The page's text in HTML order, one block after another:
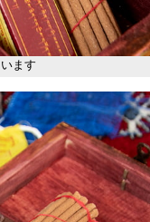
ます